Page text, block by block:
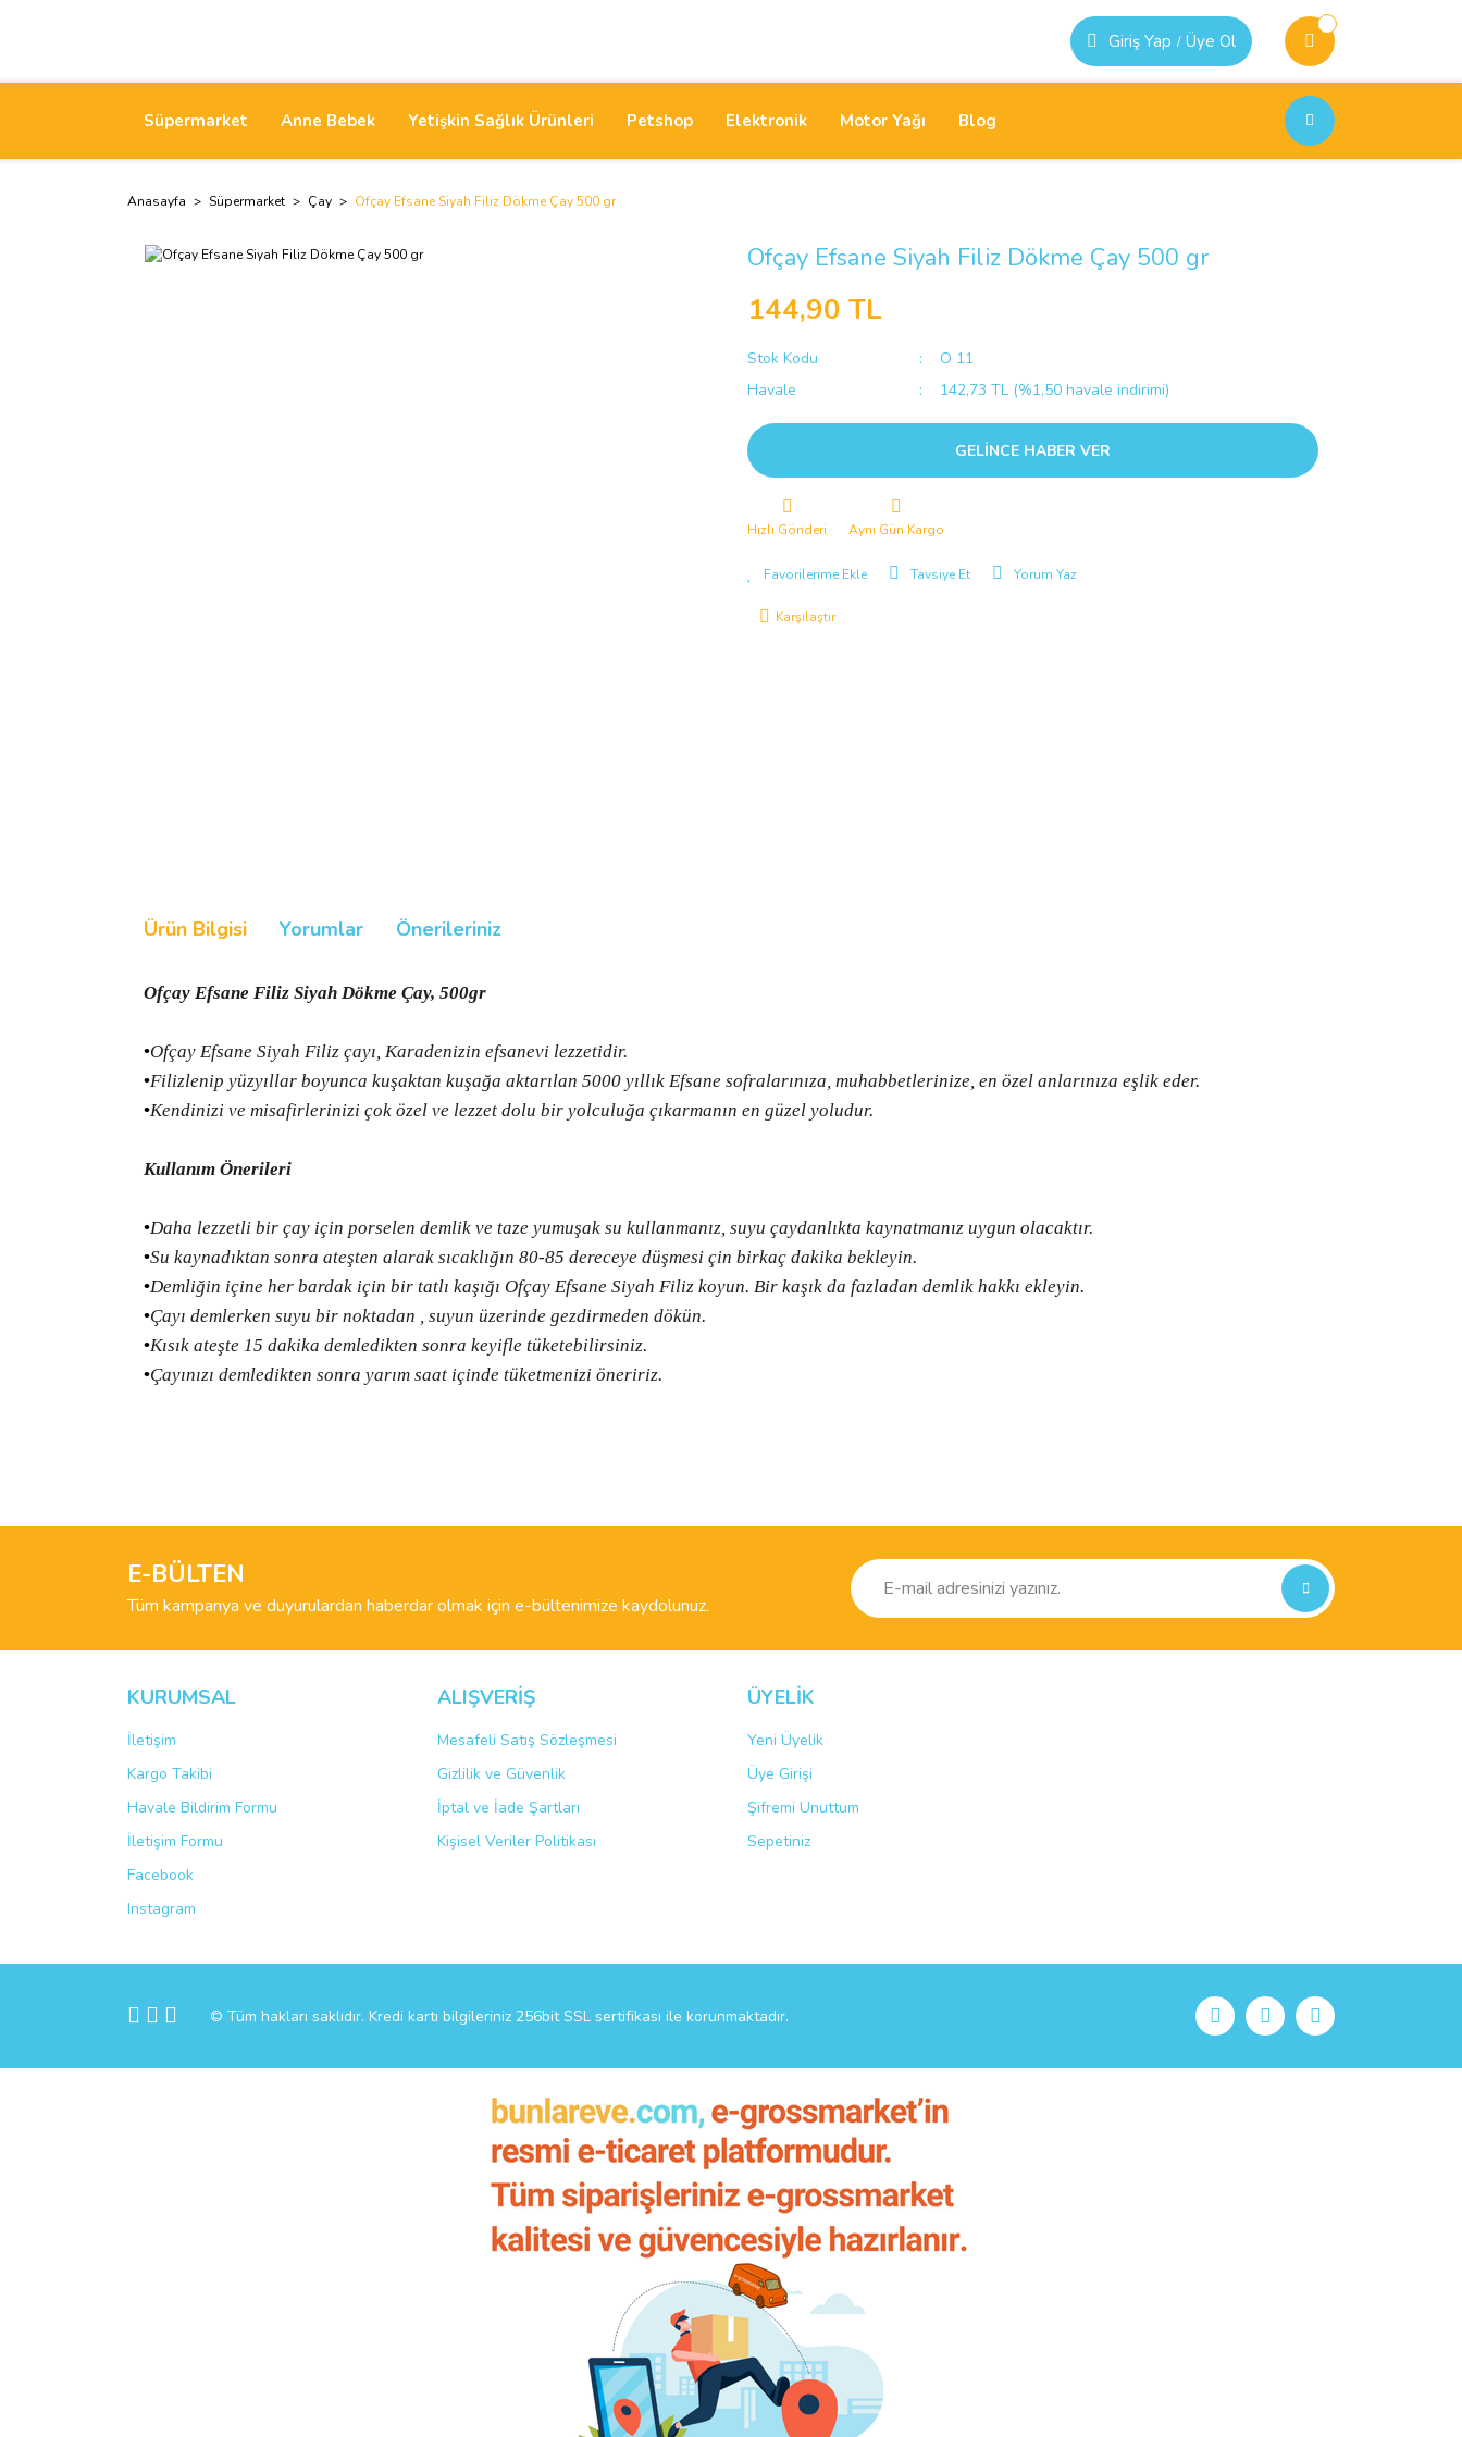
Giriş Yap / Üye Ol
Süpermarket Anne Bebek Yetişkin Sağlık Ürünleri Petshop Elektronik Motor Yağı Blog
Anasayfa Süpermarket Çay Ofçay Efsane Siyah Filiz Dökme Çay 500 gr
Ofçay Efsane Siyah Filiz Dökme Çay 500 gr
144,90 TL
Stok Kodu
O 11
Havale
142,73 TL (%1,50 havale indirimi)
GELİNCE HABER VER
Hızlı Gönderi Aynı Gün Kargo
Tavsiye Et Yorum Yaz
Karşılaştır
Ürün Bilgisi Yorumlar Önerileriniz
Ofçay Efsane Filiz Siyah Dökme Çay, 500gr
•Ofçay Efsane Siyah Filiz çayı, Karadenizin efsanevi lezzetidir.
•Filizlenip yüzyıllar boyunca kuşaktan kuşağa aktarılan 5000 yıllık Efsane sofralarınıza, muhabbetlerinize, en özel anlarınıza eşlik eder.
•Kendinizi ve misafirlerinizi çok özel ve lezzet dolu bir yolculuğa çıkarmanın en güzel yoludur.
Kullanım Önerileri
•Daha lezzetli bir çay için porselen demlik ve taze yumuşak su kullanmanız, suyu çaydanlıkta kaynatmanız uygun olacaktır.
•Su kaynadıktan sonra ateşten alarak sıcaklığın 80-85 dereceye düşmesi çin birkaç dakika bekleyin.
•Demliğin içine her bardak için bir tatlı kaşığı Ofçay Efsane Siyah Filiz koyun. Bir kaşık da fazladan demlik hakkı ekleyin.
•Çayı demlerken suyu bir noktadan , suyun üzerinde gezdirmeden dökün.
•Kısık ateşte 15 dakika demledikten sonra keyifle tüketebilirsiniz.
•Çayınızı demledikten sonra yarım saat içinde tüketmenizi öneririz.
Ürün resmi kalitesiz, bozuk veya görüntülenemiyor.
Bu ürüne benzer farklı alternatifler olmalı.
E-BÜLTEN
Tüm kampanya ve duyurulardan haberdar olmak için e-bültenimize kaydolunuz.
KURUMSAL
İletişim
Kargo Takibi
Havale Bildirim Formu
İletişim Formu
Facebook
Instagram
ALIŞVERİŞ
Mesafeli Satış Sözleşmesi
Gizlilik ve Güvenlik
İptal ve İade Şartları
Kişisel Veriler Politikası
ÜYELİK
Yeni Üyelik
Üye Girişi
Şifremi Unuttum
Sepetiniz
© Tüm hakları saklıdır. Kredi kartı bilgileriniz 256bit SSL sertifikası ile korunmaktadır.